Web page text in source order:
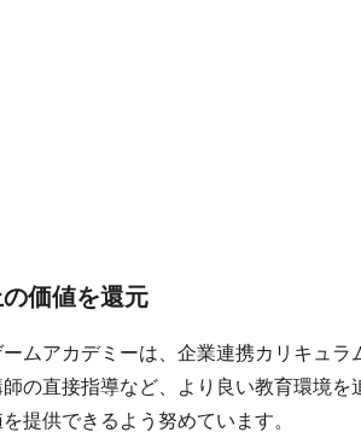
価値を還元
ムアカデミーは、企業連携カリキュラ
の直接指導など、より良い教育環境を
提供できるよう努めています。